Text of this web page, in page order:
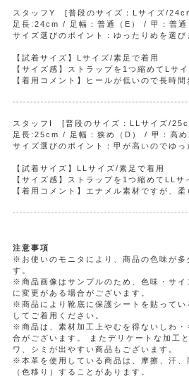
スタッフY [普段のサイズ：Lサイズ/
足長:24cm / 足幅：普通（E） / 甲：普通
サイズ選びのポイント：ゆったりめを選び
【試着サイズ】Lサイズ/素足で着用
【サイズ感】ストラップを1つ縮めてLサ
【着用コメント】ヒールが低いので長時間
スタッフI [普段のサイズ：LLサイズ/
足長:25cm / 足幅：狭め（D） / 甲：高め
サイズ選びのポイント：甲が高いのでゆっ
【試着サイズ】LLサイズ/素足で着用
【サイズ感】ストラップを1つ縮めてLLサ
【着用コメント】エナメル素材ですが、
注意事項
※お使いのモニタにより、商品の色味が多
す。
※商品画像はサンプルのため、色味・サイ
に変更がある場合がございます。
※商品により靴底に保護シートを貼って
してご着用ください。
※商品は、素材加工上やむを得ないしわ・
合がございます。 またデリケートな加工
ワ、シミが出やすい商品もございます。
※本革を使用している商品は、摩擦、汗、
（色移り）することがあります。